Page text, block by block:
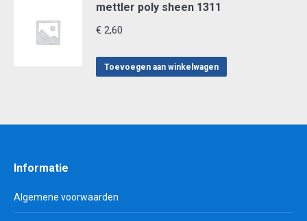
mettler poly sheen 1311
€ 2,60
Toevoegen aan winkelwagen
Informatie
Algemene voorwaarden